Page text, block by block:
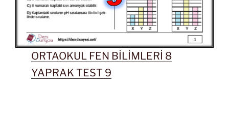
ORTAOKUL FEN BİLİMLERİ 8
YAPRAK TEST 9